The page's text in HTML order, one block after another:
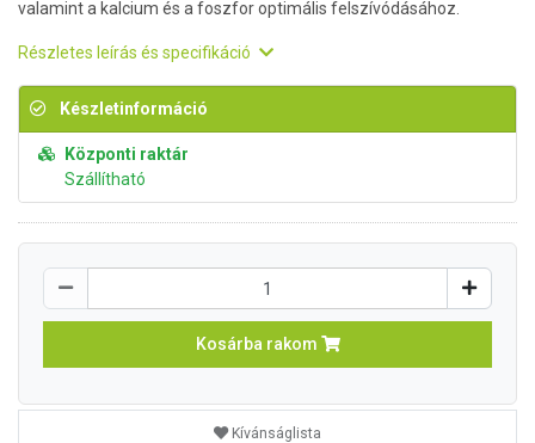
valamint a kalcium és a foszfor optimális felszívódásához.
Részletes leírás és specifikáció
Készletinformáció
Központi raktár
Szállítható
Kosárba rakom
Kívánságlista